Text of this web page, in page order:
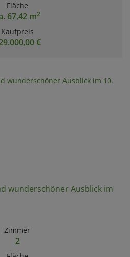
Fläche
67,42 m2
Kaufpreis
€
wunderschöner Ausblick im
Zimmer
2